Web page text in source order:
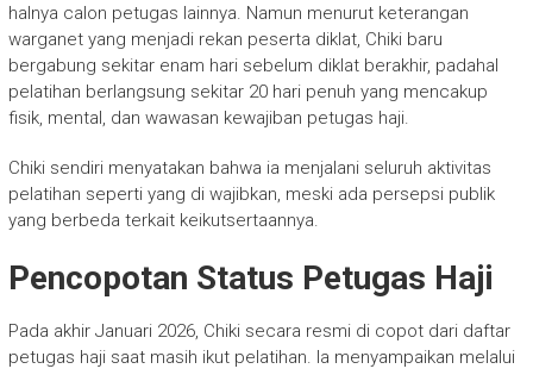
halnya calon petugas lainnya. Namun menurut keterangan
warganet yang menjadi rekan peserta diklat, Chiki baru
bergabung sekitar enam hari sebelum diklat berakhir, padahal
pelatihan berlangsung sekitar 20 hari penuh yang mencakup
fisik, mental, dan wawasan kewajiban petugas haji.
Chiki sendiri menyatakan bahwa ia menjalani seluruh aktivitas
pelatihan seperti yang di wajibkan, meski ada persepsi publik
yang berbeda terkait keikutsertaannya.
Pencopotan Status Petugas Haji
Pada akhir Januari 2026, Chiki secara resmi di copot dari daftar
petugas haji saat masih ikut pelatihan. Ia menyampaikan melalui